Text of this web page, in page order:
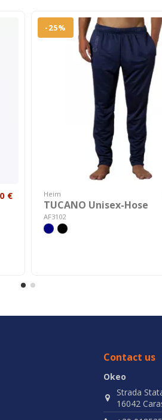
€
-25%
Heim
TUCANO Unisex-Hose
AF3102
Contact us
Okeo
Strada
16042